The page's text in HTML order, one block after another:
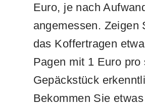
Euro, je nach
angemessen. Zeigen
das Koffertragen
Pagen mit 1 Euro pro
Gepäckstück
Bekommen Sie